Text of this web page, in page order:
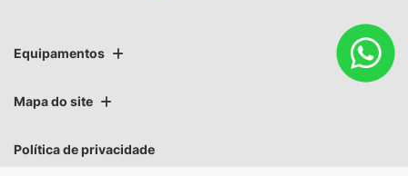
Equipamentos
Mapa do site
Política de privacidade